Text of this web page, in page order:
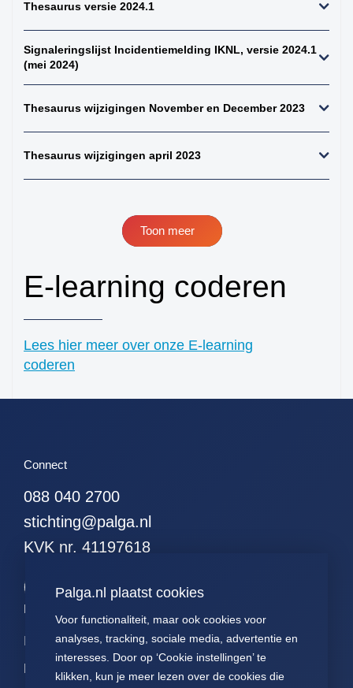
Palga.nl plaatst cookies
Voor functionaliteit, maar ook cookies voor
analyses, tracking, sociale media, advertentie en
interesses. Door op ‘Cookie instellingen’ te
klikken, kun je meer lezen over de cookies die
uitgebreid dwz met
verlengde merg
44. alle gliomen
45. alle astrocytomen
46. alle meningeomen
ependymomen
48. alle
49. alle maligne
51. alle hodgkins
53. alle resecties (met
57. alle hormonen
58. alle
hormoonpreparaten
59. alle neuro-
endocrienen
Thesaurus versie 2024.1
Signaleringslijst Incidentiemelding IKNL, versie 2024.1
(mei 2024)
Thesaurus wijzigingen November en December 2023
Thesaurus wijzigingen april 2023
Toon meer
E-learning coderen
Lees hier meer over onze E-learning
coderen
Connect
088 040 2700
stichting@palga.nl
KVK nr. 41197618
Palga links
Impact
Data
Contact
Over ons
Presentaties
Voor patiënten